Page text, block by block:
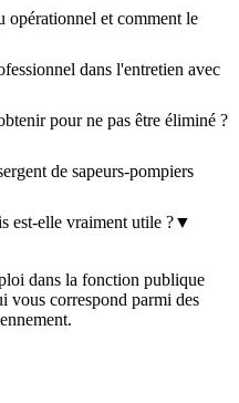
opérationnel et comment le
dans l'entretien avec
pour ne pas être éliminé ?
de sapeurs-pompiers
est-elle vraiment utile ?▼
dans la fonction publique
vous correspond parmi des